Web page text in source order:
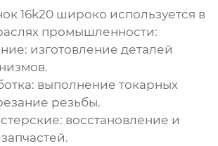
16k20 широко используется в
промышленности:
изготовление деталей
выполнение токарных
резьбы.
восстановление и